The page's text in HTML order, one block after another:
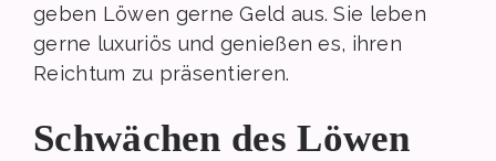
geben Löwen gerne Geld aus. Sie leben
gerne luxuriös und genießen es, ihren
Reichtum zu präsentieren.
Schwächen des Löwen